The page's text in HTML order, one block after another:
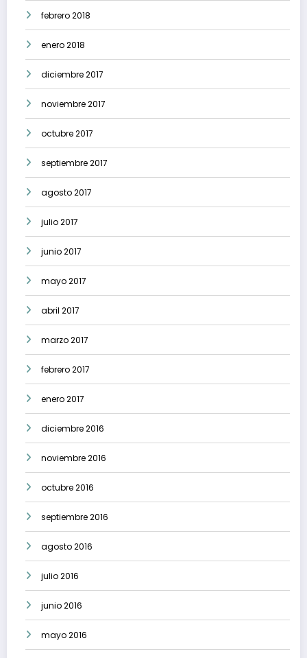
febrero 2018
enero 2018
diciembre 2017
noviembre 2017
octubre 2017
septiembre 2017
agosto 2017
julio 2017
junio 2017
mayo 2017
abril 2017
marzo 2017
febrero 2017
enero 2017
diciembre 2016
noviembre 2016
octubre 2016
septiembre 2016
agosto 2016
julio 2016
junio 2016
mayo 2016